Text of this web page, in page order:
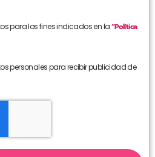
para los fines indicados en la“Política
personales para recibir publicidad de